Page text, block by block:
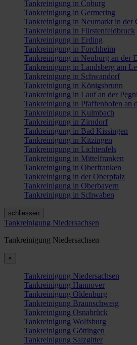
Tankreinigung in Coburg
Tankreinigung in Germering
Tankreinigung in Neumarkt in der
Tankreinigung in Fürstenfeldbruck
Tankreinigung in Erding
Tankreinigung in Forchheim
Tankreinigung in Neuburg an der
Tankreinigung in Landsberg am
Tankreinigung in Schwandorf
Tankreinigung in Königsbrunn
Tankreinigung in Lauf an der
Tankreinigung in Pfaffenhofen an
Tankreinigung in Kulmbach
Tankreinigung in Zirndorf
Tankreinigung in Bad Kissingen
Tankreinigung in Kitzingen
Tankreinigung in Lichtenfels
Tankreinigung in Mittelfranken
Tankreinigung in Oberfranken
Tankreinigung in der Oberpfalz
Tankreinigung in Oberbayern
Tankreinigung in Schwaben
schliessen
Tankreinigung Niedersachsen
Tankreinigung Niedersachsen
×
Tankreinigung Niedersachsen
Tankreinigung Hannover
Tankreinigung Oldenburg
Tankreinigung Braunschweig
Tankreinigung Osnabrück
Tankreinigung Wolfsburg
Tankreinigung Göttingen
Tankreinigung Salzgitter